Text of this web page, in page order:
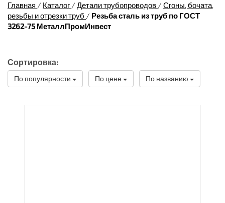
Главная / Каталог / Детали трубопроводов / Сгоны, бочата,
резьбы и отрезки труб / Резьба сталь из труб по ГОСТ
3262-75 МеталлПромИнвест
Сортировка:
По популярности По цене По названию